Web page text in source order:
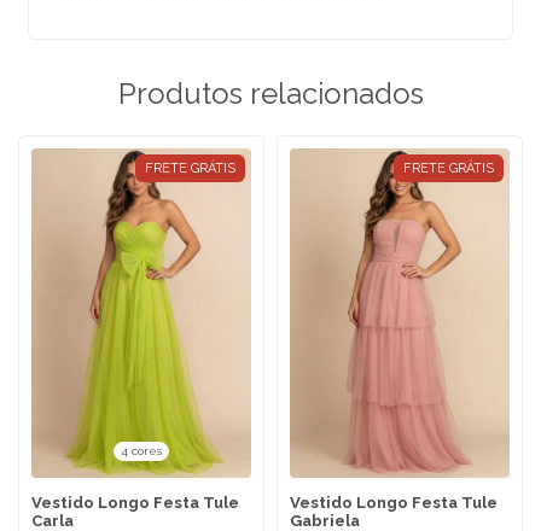
Produtos relacionados
FRETE GRÁTIS
4 cores
Vestido Longo Festa Tule
Carla
FRETE GRÁTIS
Vestido Longo Festa Tule
Gabriela